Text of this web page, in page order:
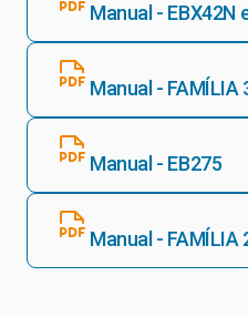
Manual - EBX42N
Manual - FAMÍLIA
Manual - EB275
Manual - FAMÍLIA